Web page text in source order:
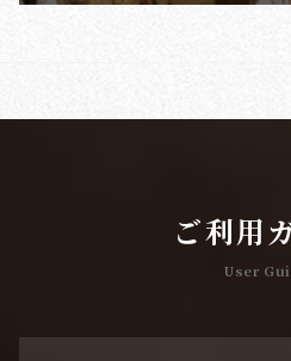
ご利用
User